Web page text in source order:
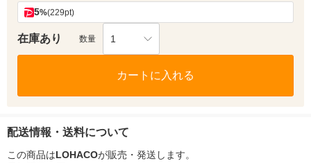
5%(229pt)
在庫あり 数量 1
カートに入れる
配送情報・送料について
この商品はLOHACOが販売・発送します。